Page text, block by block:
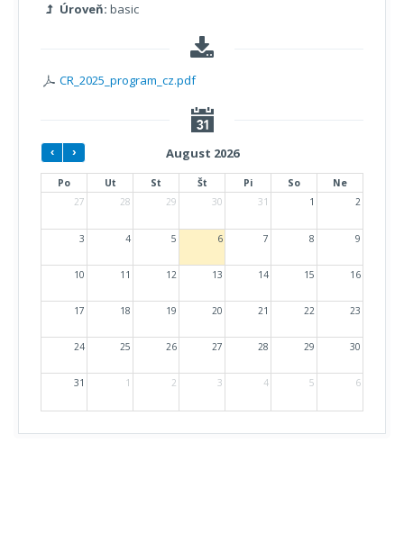
Úroveň: basic
CR_2025_program_cz.pdf
August 2026
Po Ut St Št Pi So
Ne
27
28 29 30 31 1 2
3 4 5 6 7 8 9
10 11 12 13 14 15 16
17 18 19 20 21 22 23
24 25 26 27 28 29 30
31 1 2 3 4 5 6